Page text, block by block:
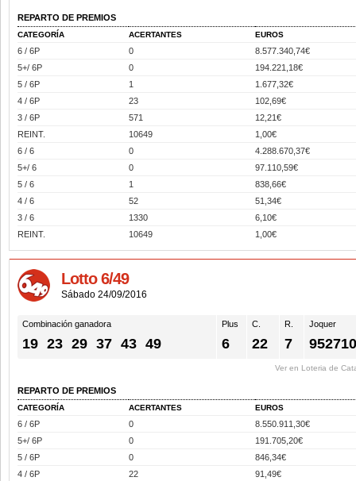
REPARTO DE PREMIOS
CATEGORÍA ACERTANTES EUROS
6 / 6P 0
8.577.340,74€
5+/ 6P
0
194.221,18€
5 / 6P
1
1.677,32€
4 / 6P
23
102,69€
3 / 6P
571
12,21€
REINT.
10649
1,00€
6 / 6
0
4.288.670,37€
5+/ 6
0
97.110,59€
5 / 6
1
838,66€
4 / 6
52
51,34€
3 / 6
1330
6,10€
REINT.
10649 1,00€
Lotto 6/49
Sábado 24/09/2016
Combinación ganadora
19 23 29 37 43 49
Plus
6
C.
22
R.
7
Joquer
Ver en Loteria de
REPARTO DE PREMIOS
CATEGORÍA ACERTANTES EUROS
6 / 6P 0
8.550.911,30€
5+/ 6P
0
191.705,20€
5 / 6P
0
846,34€
4 / 6P
22
91,49€